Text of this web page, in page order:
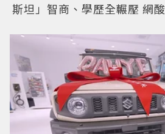
斯坦」智商、學歷全輾壓 網